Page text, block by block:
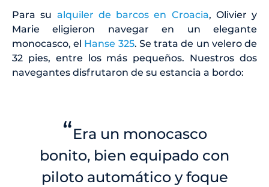
Para su alquiler de barcos en Croacia, Olivier y
Marie eligieron navegar en un elegante
monocasco, el Hanse 325. Se trata de un velero de
32 pies, entre los más pequeños. Nuestros dos
navegantes disfrutaron de su estancia a bordo:
“Era un monocasco
bonito, bien equipado con
piloto automático y foque